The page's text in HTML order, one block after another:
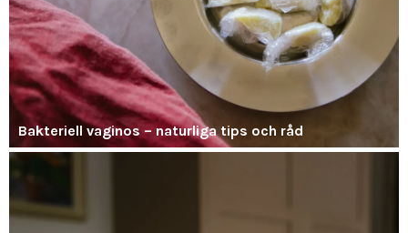
Bakteriell vaginos – naturliga tips och råd